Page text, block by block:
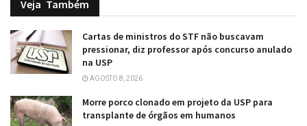
Veja Também
Cartas de ministros do STF não buscavam
pressionar, diz professor após concurso anulado
na USP
AGOSTO 8, 2026
Morre porco clonado em projeto da USP para
transplante de órgãos em humanos